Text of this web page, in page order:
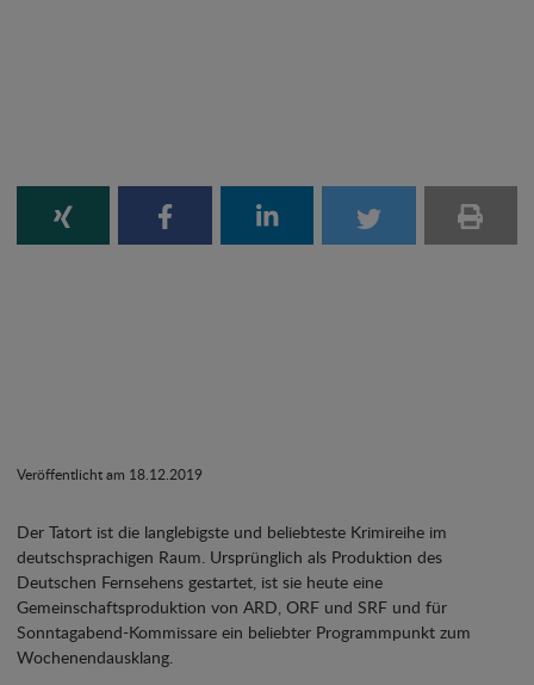
Veröffentlicht am 18.12.2019
Der Tatort ist die langlebigste und beliebteste Krimireihe im
deutschsprachigen Raum. Ursprünglich als Produktion des
Deutschen Fernsehens gestartet, ist sie heute eine
Gemeinschaftsproduktion von ARD, ORF und SRF und für
Sonntagabend-Kommissare ein beliebter Programmpunkt zum
Wochenendausklang.